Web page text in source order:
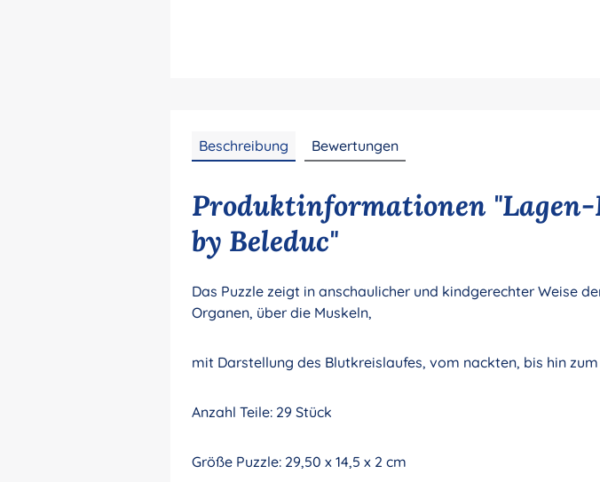
Beschreibung Bewertungen
Produktinformationen
by Beleduc"
Das Puzzle zeigt in anschaulicher und kindgerechter Weise
Organen, über die Muskeln,
mit Darstellung des Blutkreislaufes, vom nackten, bis hin
Anzahl Teile: 29 Stück
Größe Puzzle: 29,50 x 14,5 x 2 cm